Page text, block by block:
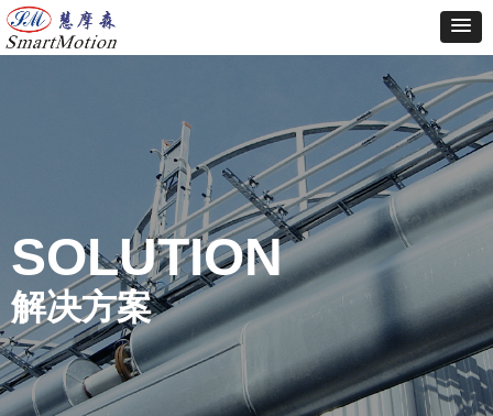
SOLUTION
解决方案